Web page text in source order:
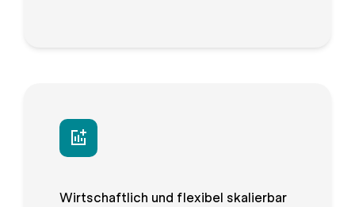
Wirtschaftlich und flexibel skalierbar